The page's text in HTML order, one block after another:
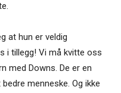
at hun er veldig
i tillegg! Vi må kvitte oss
med Downs. De er en
menneske. Og ikke